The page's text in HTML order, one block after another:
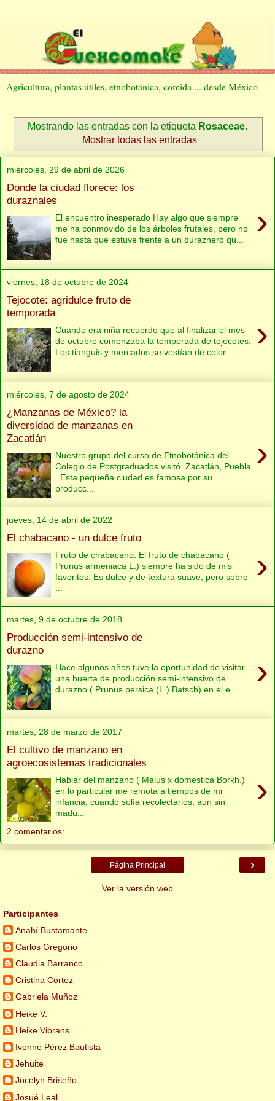
Agricultura, plantas útiles, etnobotánica, comida ... desde México
Mostrando las entradas con la etiqueta Rosaceae.
Mostrar todas las entradas
miércoles, 29 de abril de 2026
Donde la ciudad florece: los
duraznales
›
El encuentro inesperado Hay algo que siempre
me ha conmovido de los árboles frutales, pero no
fue hasta que estuve frente a un duraznero qu...
viernes, 18 de octubre de 2024
Tejocote: agridulce fruto de
temporada
›
Cuando era niña recuerdo que al finalizar el mes
de octubre comenzaba la temporada de tejocotes.
Los tianguis y mercados se vestían de color...
miércoles, 7 de agosto de 2024
¿Manzanas de México? la
diversidad de manzanas en
Zacatlán
›
Nuestro grupo del curso de Etnobotánica del
Colegio de Postgraduados visitó Zacatlán, Puebla
. Esta pequeña ciudad es famosa por su
producc...
jueves, 14 de abril de 2022
El chabacano - un dulce fruto
›
Fruto de chabacano. El fruto de chabacano (
Prunus armeniaca L.) siempre ha sido de mis
favoritos. Es dulce y de textura suave; pero sobre
...
martes, 9 de octubre de 2018
Producción semi-intensivo de
durazno
›
Hace algunos años tuve la oportunidad de visitar
una huerta de producción semi-intensivo de
durazno ( Prunus persica (L.) Batsch) en el e...
martes, 28 de marzo de 2017
El cultivo de manzano en
agroecosistemas tradicionales
›
Hablar del manzano ( Malus x domestica Borkh.)
en lo particular me remota a tiempos de mi
infancia, cuando solía recolectarlos, aun sin
madu...
2 comentarios:
›
Página Principal
Ver la versión web
Participantes
Anahí Bustamante
Carlos Gregorio
Claudia Barranco
Cristina Cortez
Gabriela Muñoz
Heike V.
Heike Vibrans
Ivonne Pérez Bautista
Jehuite
Jocelyn Briseño
Josué Leal